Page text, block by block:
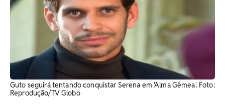
Guto seguirá tentando conquistar Serena em 'Alma Gêmea'. Foto:
Reprodução/TV Globo